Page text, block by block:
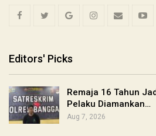
Editors' Picks
Remaja 16 Tahun
Pelaku Diamankan…
Aug 7, 2026